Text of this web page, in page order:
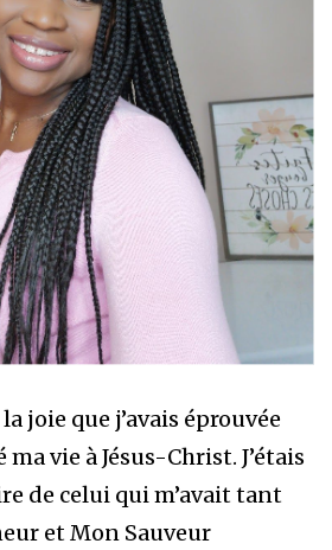
joie que j’avais éprouvée
vie à Jésus-Christ. J’étais
de celui qui m’avait tant
et Mon Sauveur